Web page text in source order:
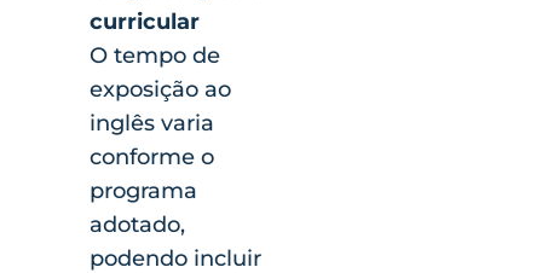
curricular
O tempo de
exposição ao
inglês varia
conforme o
programa
adotado,
podendo incluir